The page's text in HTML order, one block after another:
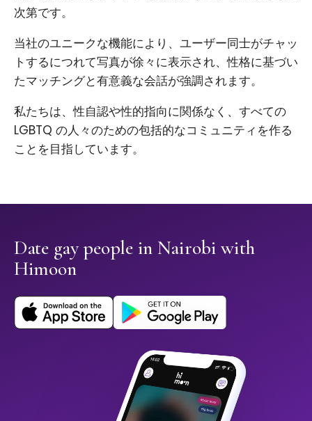
次第です。
当社のユニークな機能により、ユーザー同士がチャッ
トするにつれて写真が徐々に表示され、性格に基づい
たマッチングと有意義な会話が強調されます。
私たちは、性自認や性的指向に関係なく、すべての
LGBTQ の人々のための包括的なコミュニティを作る
ことを目指しています。
Date gay people in Nairobi with
Himoon